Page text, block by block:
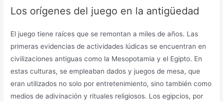
Los orígenes del juego en la antigüedad
El juego tiene raíces que se remontan a miles de años. Las
primeras evidencias de actividades lúdicas se encuentran en
civilizaciones antiguas como la Mesopotamia y el Egipto. En
estas culturas, se empleaban dados y juegos de mesa, que
eran utilizados no solo por entretenimiento, sino también como
medios de adivinación y rituales religiosos. Los egipcios, por